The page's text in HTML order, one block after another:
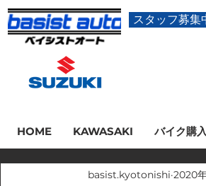
スタッフ募集
HOME KAWASAKI バイク購入
basist.kyotonishi 2020